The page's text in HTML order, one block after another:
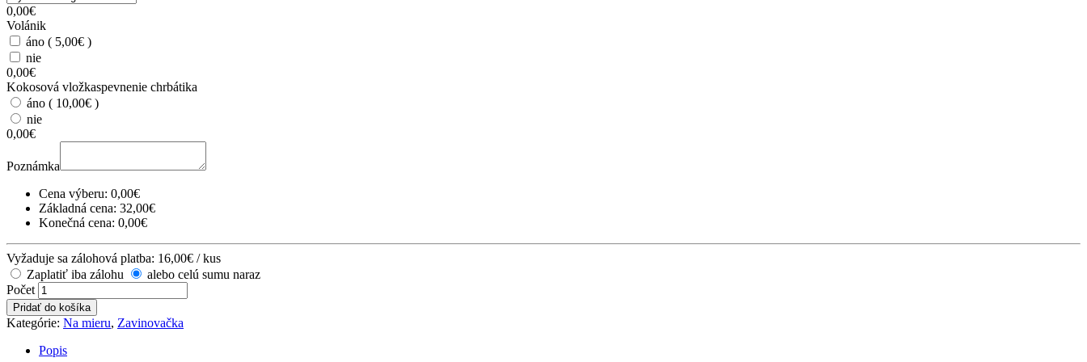
0,00€
Volánik
áno ( 5,00€ )
nie
0,00€
Kokosová vložkaspevnenie chrbátika
áno ( 10,00€ )
nie
0,00€
Poznámka
Cena výberu: 0,00€
Základná cena: 32,00€
Konečná cena: 0,00€
Vyžaduje sa zálohová platba: 16,00€ / kus
Zaplatiť iba zálohu
alebo celú sumu naraz
Zavinovačka/perinka
podľa
vlastného
výberu
počet
Počet
Pridať do košíka
Kategórie: Na mieru, Zavinovačka
Popis